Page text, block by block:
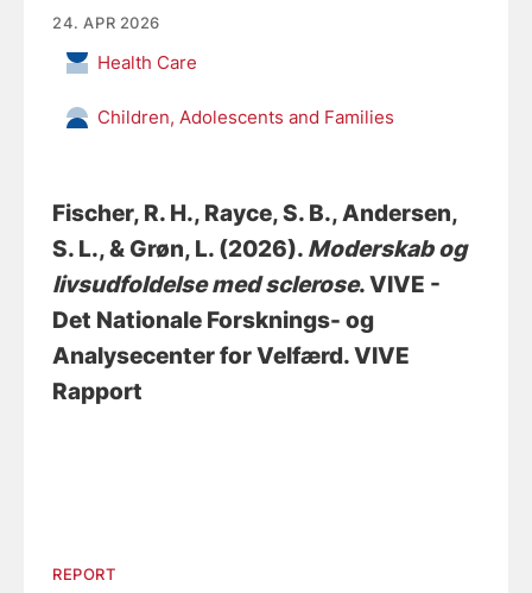
24. APR 2026
Health Care
Children, Adolescents and Families
Fischer, R. H., Rayce, S. B., Andersen,
S. L., & Grøn, L. (2026). Moderskab og
livsudfoldelse med sclerose. VIVE -
Det Nationale Forsknings- og
Analysecenter for Velfærd. VIVE
Rapport
REPORT